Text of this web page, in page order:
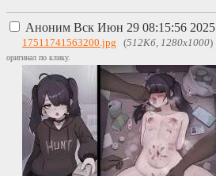
Аноним Вск Июн 29 08:15:56 2025
17511741563200.jpg (512Кб, 1280x1000)
оригинал по клику.